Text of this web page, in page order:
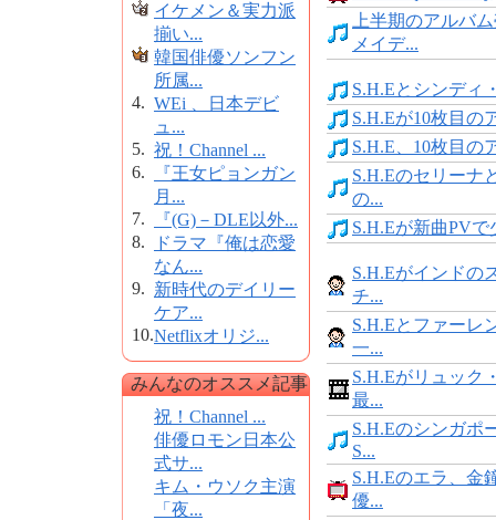
イケメン＆実力派
揃い...
韓国俳優ソンフン
所属...
4. WEi 、日本デビ
ュ...
5. 祝！Channel ...
6.
『王女ピョンガン
月...
7.
『(G)－DLE以外...
8.
ドラマ『俺は恋愛
なん...
9. 新時代のデイリー
ケア...
10.Netflixオリジ...
みんなのオススメ記事
祝！Channel ...
俳優ロモン日本公
式サ...
キム・ウソク主演
「夜...
上半期のアルバ
メイデ...
S.H.Eとシンディ
S.H.Eが10枚目の
S.H.E、10枚目の
S.H.Eのセリーナ
の...
S.H.Eが新曲PVで
S.H.Eがインドの
チ...
S.H.Eとファーレ
一...
S.H.Eがリュック
最...
S.H.Eのシンガポ
S...
S.H.Eのエラ、金
優...